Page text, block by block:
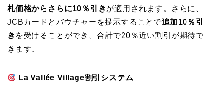
札価格からさらに10％引きが適用されます。さらに、
JCBカードとバウチャーを提示することで追加10％引
き を受けることができ、合計で20％近い割引が期待で
きます。
La Vallée Village割引システム